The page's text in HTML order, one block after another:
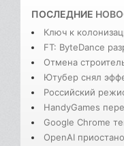
ПОСЛЕДНИЕ
Ключ к
FT: ByteDance
Отмена
Ютубер снял
Российский
HandyGames
Google Chrome
OpenAI